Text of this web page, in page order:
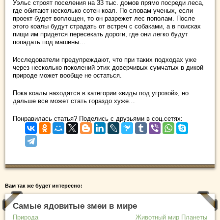
Уэльс строят поселения на 33 тыс. домов прямо посреди леса,
где обитают несколько сотен коал. По словам ученых, если
проект будет воплощен, то он разрежет лес пополам. После
этого коалы будут страдать от встреч с собаками, а в поисках
пищи им придется пересекать дороги, где они легко будут
попадать под машины…
Исследователи предупреждают, что при таких подходах уже
через несколько поколений этих доверчивых сумчатых в дикой
природе может вообще не остаться.
Пока коалы находятся в категории «виды под угрозой», но
дальше все может стать гораздо хуже…
Понравилась статья? Поделись с друзьями в соц.сетях:
Вам так же будет интересно:
Самые ядовитые змеи в мире
Природа Животный мир Планеты